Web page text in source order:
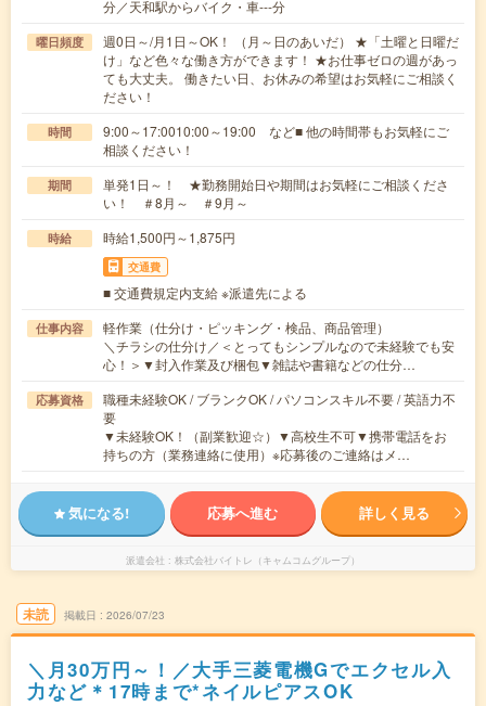
分／天和駅からバイク・車---分
曜日頻度
週0日～/月1日～OK！ （月～日のあいだ） ★「土曜と日曜だ
け」など色々な働き方ができます！ ★お仕事ゼロの週があっ
ても大丈夫。 働きたい日、お休みの希望はお気軽にご相談く
ださい！
時間
9:00～17:0010:00～19:00 など■ 他の時間帯もお気軽にご
相談ください！
期間
単発1日～！ ★勤務開始日や期間はお気軽にご相談くださ
い！ ＃8月～ ＃9月～
時給 時給1,500円～1,875円
交通費
■ 交通費規定内支給 ※派遣先による
仕事内容
軽作業（仕分け・ピッキング・検品、商品管理）
＼チラシの仕分け／＜とってもシンプルなので未経験でも安
心！＞▼封入作業及び梱包▼雑誌や書籍などの仕分…
応募資格
職種未経験OK / ブランクOK / パソコンスキル不要 / 英語力不
要
▼未経験OK！（副業歓迎☆）▼高校生不可▼携帯電話をお
持ちの方（業務連絡に使用）※応募後のご連絡はメ…
気になる! 応募へ進む 詳しく見る
派遣会社 株式会社バイトレ（キャムコムグループ）
未読 掲載日 2026/07/23
＼月30万円～！／大手三菱電機Gでエクセル入
力など＊17時まで*ネイルピアスOK